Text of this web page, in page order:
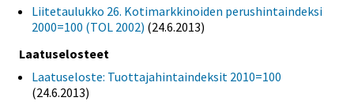
Liitetaulukko 26. Kotimarkkinoiden perushintaindeksi
2000=100 (TOL 2002) (24.6.2013)
Laatuselosteet
Laatuseloste: Tuottajahintaindeksit 2010=100
(24.6.2013)